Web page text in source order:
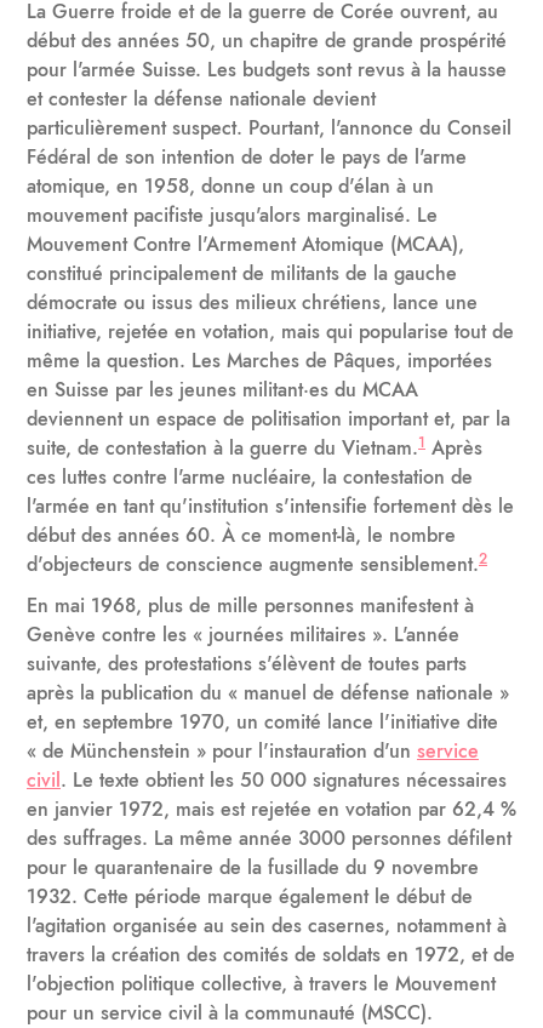
La Guerre froide et de la guerre de Corée ouvrent, au
début des années 50, un chapitre de grande prospérité
pour l'armée Suisse. Les budgets sont revus à la hausse
et contester la défense nationale devient
particulièrement suspect. Pourtant, l'annonce du Conseil
Fédéral de son intention de doter le pays de l'arme
atomique, en 1958, donne un coup d'élan à un
mouvement pacifiste jusqu'alors marginalisé. Le
Mouvement Contre l'Armement Atomique (MCAA),
constitué principalement de militants de la gauche
démocrate ou issus des milieux chrétiens, lance une
initiative, rejetée en votation, mais qui popularise tout de
même la question. Les Marches de Pâques, importées
en Suisse par les jeunes militant·es du MCAA
deviennent un espace de politisation important et, par la
suite, de contestation à la guerre du Vietnam.1 Après
ces luttes contre l'arme nucléaire, la contestation de
l'armée en tant qu'institution s'intensifie fortement dès le
début des années 60. À ce moment-là, le nombre
d'objecteurs de conscience augmente sensiblement.2
En mai 1968, plus de mille personnes manifestent à
Genève contre les « journées militaires ». L'année
suivante, des protestations s'élèvent de toutes parts
après la publication du « manuel de défense nationale »
et, en septembre 1970, un comité lance l'initiative dite
« de Münchenstein » pour l'instauration d'un service
civil. Le texte obtient les 50 000 signatures nécessaires
en janvier 1972, mais est rejetée en votation par 62,4 %
des suffrages. La même année 3000 personnes défilent
pour le quarantenaire de la fusillade du 9 novembre
1932. Cette période marque également le début de
l'agitation organisée au sein des casernes, notamment à
travers la création des comités de soldats en 1972, et de
l'objection politique collective, à travers le Mouvement
pour un service civil à la communauté (MSCC).